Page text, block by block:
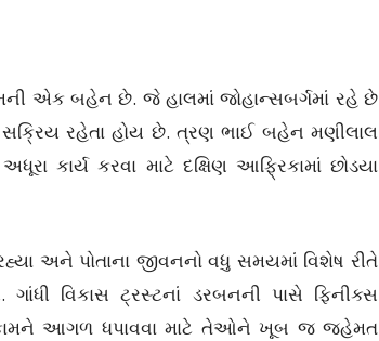
એક બહેન છે. જે હાલમાં જોહાન્સબર્ગમાં રહે છે
રહેતા હોય છે. ત્રણ ભાઈ બહેન મણીલાલ
કાર્ય કરવા માટે દક્ષિણ આફ્રિકામાં છોડયા
અને પોતાના જીવનનો વધુ સમયમાં વિશેષ રીતે
વિકાસ ટ્રસ્ટનાં ડરબનની પાસે ફિનીક્સ
કામને આગળ ધપાવવા માટે તેઓને ખૂબ જ જહેમત